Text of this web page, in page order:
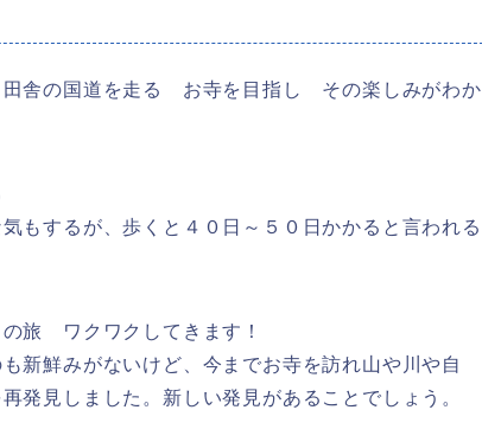
田舎の国道を走る お寺を目指し その楽しみがわか
もするが、歩くと４０日～５０日かかると言われる
旅 ワクワクしてきます！
新鮮みがないけど、今までお寺を訪れ山や川や自
発見しました。新しい発見があることでしょう。